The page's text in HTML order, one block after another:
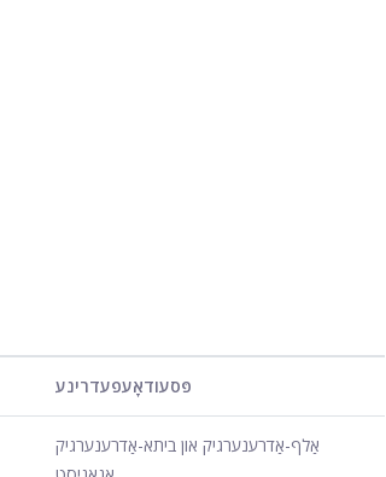
פּסעודאָעפעדרינע
אַלף-אַדרענערגיק און ביתא-אַדרענערגיק